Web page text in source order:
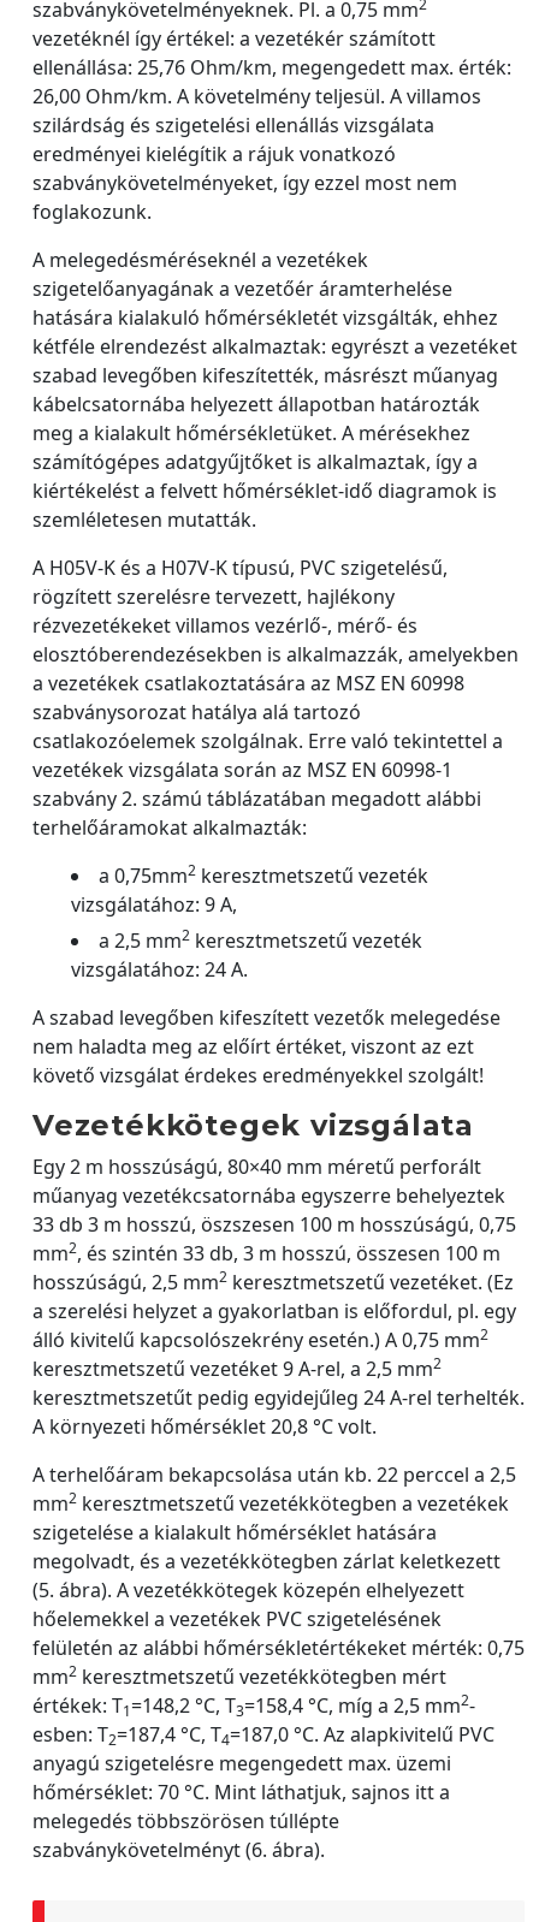
szabványkövetelményeknek. Pl. a 0,75 mm2
vezetéknél így értékel: a vezetékér számított
ellenállása: 25,76 Ohm/km, megengedett max. érték:
26,00 Ohm/km. A követelmény teljesül. A villamos
szilárdság és szigetelési ellenállás vizsgálata
eredményei kielégítik a rájuk vonatkozó
szabványkövetelményeket, így ezzel most nem
foglakozunk.
A melegedésméréseknél a vezetékek
szigetelőanyagának a vezetőér áramterhelése
hatására kialakuló hőmérsékletét vizsgálták, ehhez
kétféle elrendezést alkalmaztak: egyrészt a vezetéket
szabad levegőben kifeszítették, másrészt műanyag
kábelcsatornába helyezett állapotban határozták
meg a kialakult hőmérsékletüket. A mérésekhez
számítógépes adatgyűjtőket is alkalmaztak, így a
kiértékelést a felvett hőmérséklet-idő diagramok is
szemléletesen mutatták.
A H05V-K és a H07V-K típusú, PVC szigetelésű,
rögzített szerelésre tervezett, hajlékony
rézvezetékeket villamos vezérlő-, mérő- és
elosztóberendezésekben is alkalmazzák, amelyekben
a vezetékek csatlakoztatására az MSZ EN 60998
szabványsorozat hatálya alá tartozó
csatlakozóelemek szolgálnak. Erre való tekintettel a
vezetékek vizsgálata során az MSZ EN 60998-1
szabvány 2. számú táblázatában megadott alábbi
terhelőáramokat alkalmazták:
a 0,75mm2 keresztmetszetű vezeték
vizsgálatához: 9 A,
a 2,5 mm2 keresztmetszetű vezeték
vizsgálatához: 24 A.
A szabad levegőben kifeszített vezetők melegedése
nem haladta meg az előírt értéket, viszont az ezt
követő vizsgálat érdekes eredményekkel szolgált!
Vezetékkötegek vizsgálata
Egy 2 m hosszúságú, 80×40 mm méretű perforált
műanyag vezetékcsatornába egyszerre behelyeztek
33 db 3 m hosszú, öszszesen 100 m hosszúságú, 0,75
mm2, és szintén 33 db, 3 m hosszú, összesen 100 m
hosszúságú, 2,5 mm2 keresztmetszetű vezetéket. (Ez
a szerelési helyzet a gyakorlatban is előfordul, pl. egy
álló kivitelű kapcsolószekrény esetén.) A 0,75 mm2
keresztmetszetű vezetéket 9 A-rel, a 2,5 mm2
keresztmetszetűt pedig egyidejűleg 24 A-rel terhelték.
A környezeti hőmérséklet 20,8 °C volt.
A terhelőáram bekapcsolása után kb. 22 perccel a 2,5
mm2 keresztmetszetű vezetékkötegben a vezetékek
szigetelése a kialakult hőmérséklet hatására
megolvadt, és a vezetékkötegben zárlat keletkezett
(5. ábra). A vezetékkötegek közepén elhelyezett
hőelemekkel a vezetékek PVC szigetelésének
felületén az alábbi hőmérsékletértékeket mérték: 0,75
mm2 keresztmetszetű vezetékkötegben mért
értékek: T1=148,2 °C, T3=158,4 °C, míg a 2,5 mm2-
esben: T2=187,4 °C, T4=187,0 °C. Az alapkivitelű PVC
anyagú szigetelésre megengedett max. üzemi
hőmérséklet: 70 °C. Mint láthatjuk, sajnos itt a
melegedés többszörösen túllépte
szabványkövetelményt (6. ábra).